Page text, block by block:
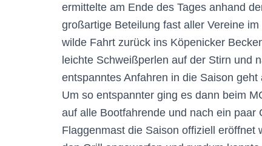
ermittelte am Ende des Tages anhand
großartige Beteilung fast aller Vereine
wilde Fahrt zurück ins Köpenicker
leichte Schweißperlen auf der Stirn und
entspanntes Anfahren in die Saison geht
Um so entspannter ging es dann beim
auf alle Bootfahrende und nach ein
Flaggenmast die Saison offiziell